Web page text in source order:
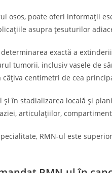
osos, poate oferi informații
asupra țesuturilor
exactă a
tumorii, inclusiv vasele de
câțiva centimetri de cea
și în stadializarea locală și
articulațiilor,
RMN-ul este